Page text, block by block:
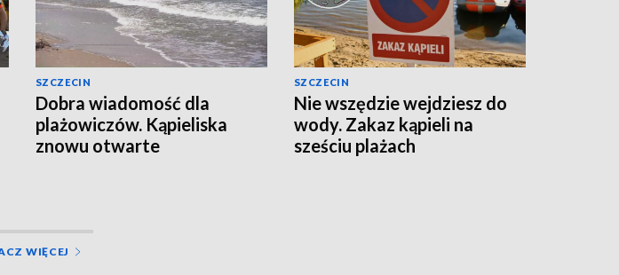
SZCZECIN
Dobra wiadomość dla
plażowiczów. Kąpieliska
znowu otwarte
SZCZECIN
Nie wszędzie wejdziesz do
wody. Zakaz kąpieli na
sześciu plażach
WIĘCEJ